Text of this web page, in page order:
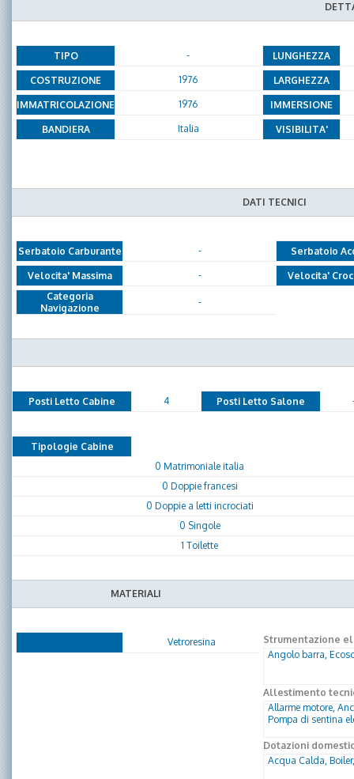
TIPO - LUNGHEZZA
COSTRUZIONE 1976 LARGHEZZA
IMMATRICOLAZIONE 1976 IMMERSIONE
BANDIERA Italia VISIBILITA'
DATI TECNICI
Serbatoio Carburante - Serbatoio
Velocita' Massima -
Velocita'
Categoria
Navigazione
-
Posti Letto Cabine 4 Posti Letto Salone
Tipologie Cabine
0 Matrimoniale italia
0 Doppie francesi
0 Doppie a letti incrociati
0 Singole
1 Toilette
MATERIALI
Vetroresina
Strumentazione
Angolo barra,
Allestimento
Allarme motore,
Pompa di sentina
Dotazioni
Acqua Calda,